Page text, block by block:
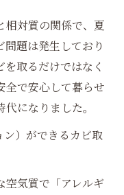
相対質の関係で、夏
題は発生しており
取るだけではなく
全で安心して暮らせ
になりました。
ン）ができるカビ取
空気質で「アレルギ